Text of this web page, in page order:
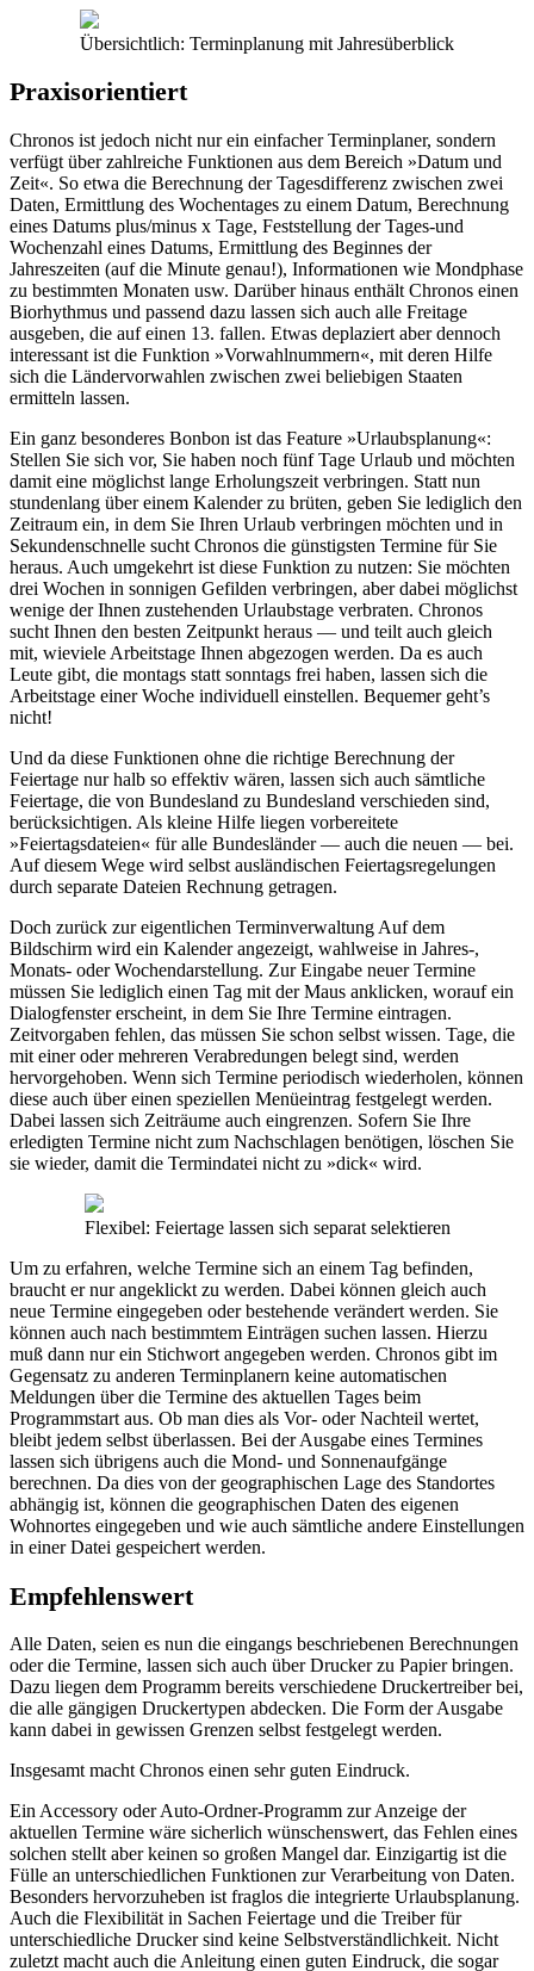
Übersichtlich: Terminplanung mit Jahresüberblick
Praxisorientiert
Chronos ist jedoch nicht nur ein einfacher Terminplaner, sondern
verfügt über zahlreiche Funktionen aus dem Bereich »Datum und
Zeit«. So etwa die Berechnung der Tagesdifferenz zwischen zwei
Daten, Ermittlung des Wochentages zu einem Datum, Berechnung
eines Datums plus/minus x Tage, Feststellung der Tages-und
Wochenzahl eines Datums, Ermittlung des Beginnes der
Jahreszeiten (auf die Minute genau!), Informationen wie Mondphase
zu bestimmten Monaten usw. Darüber hinaus enthält Chronos einen
Biorhythmus und passend dazu lassen sich auch alle Freitage
ausgeben, die auf einen 13. fallen. Etwas deplaziert aber dennoch
interessant ist die Funktion »Vorwahlnummern«, mit deren Hilfe
sich die Ländervorwahlen zwischen zwei beliebigen Staaten
ermitteln lassen.
Ein ganz besonderes Bonbon ist das Feature »Urlaubsplanung«:
Stellen Sie sich vor, Sie haben noch fünf Tage Urlaub und möchten
damit eine möglichst lange Erholungszeit verbringen. Statt nun
stundenlang über einem Kalender zu brüten, geben Sie lediglich den
Zeitraum ein, in dem Sie Ihren Urlaub verbringen möchten und in
Sekundenschnelle sucht Chronos die günstigsten Termine für Sie
heraus. Auch umgekehrt ist diese Funktion zu nutzen: Sie möchten
drei Wochen in sonnigen Gefilden verbringen, aber dabei möglichst
wenige der Ihnen zustehenden Urlaubstage verbraten. Chronos
sucht Ihnen den besten Zeitpunkt heraus — und teilt auch gleich
mit, wieviele Arbeitstage Ihnen abgezogen werden. Da es auch
Leute gibt, die montags statt sonntags frei haben, lassen sich die
Arbeitstage einer Woche individuell einstellen. Bequemer geht’s
nicht!
Und da diese Funktionen ohne die richtige Berechnung der
Feiertage nur halb so effektiv wären, lassen sich auch sämtliche
Feiertage, die von Bundesland zu Bundesland verschieden sind,
berücksichtigen. Als kleine Hilfe liegen vorbereitete
»Feiertagsdateien« für alle Bundesländer — auch die neuen — bei.
Auf diesem Wege wird selbst ausländischen Feiertagsregelungen
durch separate Dateien Rechnung getragen.
Doch zurück zur eigentlichen Terminverwaltung Auf dem
Bildschirm wird ein Kalender angezeigt, wahlweise in Jahres-,
Monats- oder Wochendarstellung. Zur Eingabe neuer Termine
müssen Sie lediglich einen Tag mit der Maus anklicken, worauf ein
Dialogfenster erscheint, in dem Sie Ihre Termine eintragen.
Zeitvorgaben fehlen, das müssen Sie schon selbst wissen. Tage, die
mit einer oder mehreren Verabredungen belegt sind, werden
hervorgehoben. Wenn sich Termine periodisch wiederholen, können
diese auch über einen speziellen Menüeintrag festgelegt werden.
Dabei lassen sich Zeiträume auch eingrenzen. Sofern Sie Ihre
erledigten Termine nicht zum Nachschlagen benötigen, löschen Sie
sie wieder, damit die Termindatei nicht zu »dick« wird.
Flexibel: Feiertage lassen sich separat selektieren
Um zu erfahren, welche Termine sich an einem Tag befinden,
braucht er nur angeklickt zu werden. Dabei können gleich auch
neue Termine eingegeben oder bestehende verändert werden. Sie
können auch nach bestimmtem Einträgen suchen lassen. Hierzu
muß dann nur ein Stichwort angegeben werden. Chronos gibt im
Gegensatz zu anderen Terminplanern keine automatischen
Meldungen über die Termine des aktuellen Tages beim
Programmstart aus. Ob man dies als Vor- oder Nachteil wertet,
bleibt jedem selbst überlassen. Bei der Ausgabe eines Termines
lassen sich übrigens auch die Mond- und Sonnenaufgänge
berechnen. Da dies von der geographischen Lage des Standortes
abhängig ist, können die geographischen Daten des eigenen
Wohnortes eingegeben und wie auch sämtliche andere Einstellungen
in einer Datei gespeichert werden.
Empfehlenswert
Alle Daten, seien es nun die eingangs beschriebenen Berechnungen
oder die Termine, lassen sich auch über Drucker zu Papier bringen.
Dazu liegen dem Programm bereits verschiedene Druckertreiber bei,
die alle gängigen Druckertypen abdecken. Die Form der Ausgabe
kann dabei in gewissen Grenzen selbst festgelegt werden.
Insgesamt macht Chronos einen sehr guten Eindruck.
Ein Accessory oder Auto-Ordner-Programm zur Anzeige der
aktuellen Termine wäre sicherlich wünschenswert, das Fehlen eines
solchen stellt aber keinen so großen Mangel dar. Einzigartig ist die
Fülle an unterschiedlichen Funktionen zur Verarbeitung von Daten.
Besonders hervorzuheben ist fraglos die integrierte Urlaubsplanung.
Auch die Flexibilität in Sachen Feiertage und die Treiber für
unterschiedliche Drucker sind keine Selbstverständlichkeit. Nicht
zuletzt macht auch die Anleitung einen guten Eindruck, die sogar